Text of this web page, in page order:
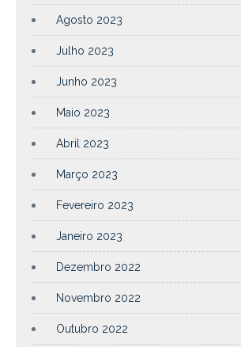
Agosto 2023
Julho 2023
Junho 2023
Maio 2023
Abril 2023
Março 2023
Fevereiro 2023
Janeiro 2023
Dezembro 2022
Novembro 2022
Outubro 2022